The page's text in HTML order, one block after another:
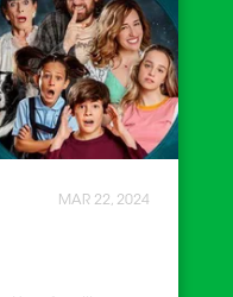
MAR 22, 2024